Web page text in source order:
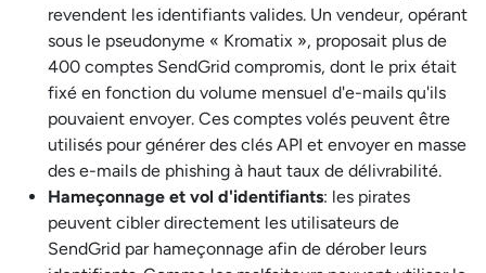
revendent les identifiants valides. Un vendeur, opérant
sous le pseudonyme « Kromatix », proposait plus de
400 comptes SendGrid compromis, dont le prix était
fixé en fonction du volume mensuel d'e-mails qu'ils
pouvaient envoyer. Ces comptes volés peuvent être
utilisés pour générer des clés API et envoyer en masse
des e-mails de phishing à haut taux de délivrabilité.
Hameçonnage et vol d'identifiants: les pirates
peuvent cibler directement les utilisateurs de
SendGrid par hameçonnage afin de dérober leurs